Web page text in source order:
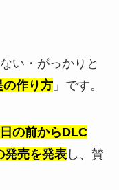
い・がっかりと
の作り方」です。
の前からDLC
発売を発表し、賛